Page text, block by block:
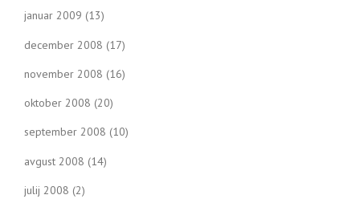
januar 2009 (13)
december 2008 (17)
november 2008 (16)
oktober 2008 (20)
september 2008 (10)
avgust 2008 (14)
julij 2008 (2)